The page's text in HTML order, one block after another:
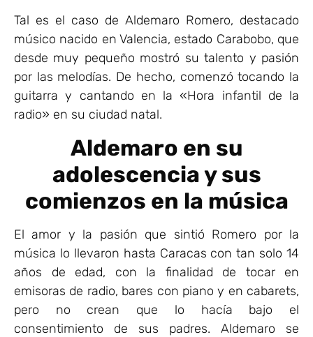
Tal es el caso de Aldemaro Romero, destacado
músico nacido en Valencia, estado Carabobo, que
desde muy pequeño mostró su talento y pasión
por las melodías. De hecho, comenzó tocando la
guitarra y cantando en la «Hora infantil de la
radio» en su ciudad natal.
Aldemaro en su
adolescencia y sus
comienzos en la música
El amor y la pasión que sintió Romero por la
música lo llevaron hasta Caracas con tan solo 14
años de edad, con la finalidad de tocar en
emisoras de radio, bares con piano y en cabarets,
pero no crean que lo hacía bajo el
consentimiento de sus padres. Aldemaro se